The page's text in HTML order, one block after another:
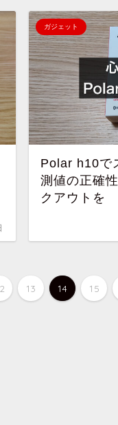
ガジェット
Polar h10で
測値の正確
クアウトを
13 14 15